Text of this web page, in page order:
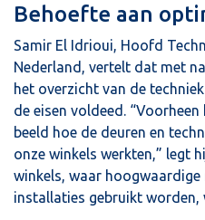
Behoefte aan
Samir El Idrioui, Hoofd
Nederland, vertelt dat met
het overzicht van de
de eisen voldeed.
beeld hoe de deuren en
onze winkels werkten,” legt
winkels, waar
installaties gebruikt worden,